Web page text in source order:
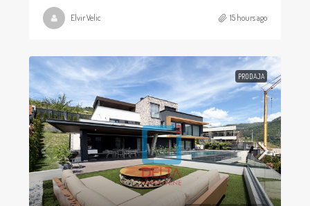
Elvir Velic 15 hours ago
PRODAJA